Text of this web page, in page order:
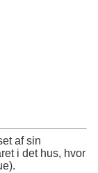
af sin
i det hus, hvor